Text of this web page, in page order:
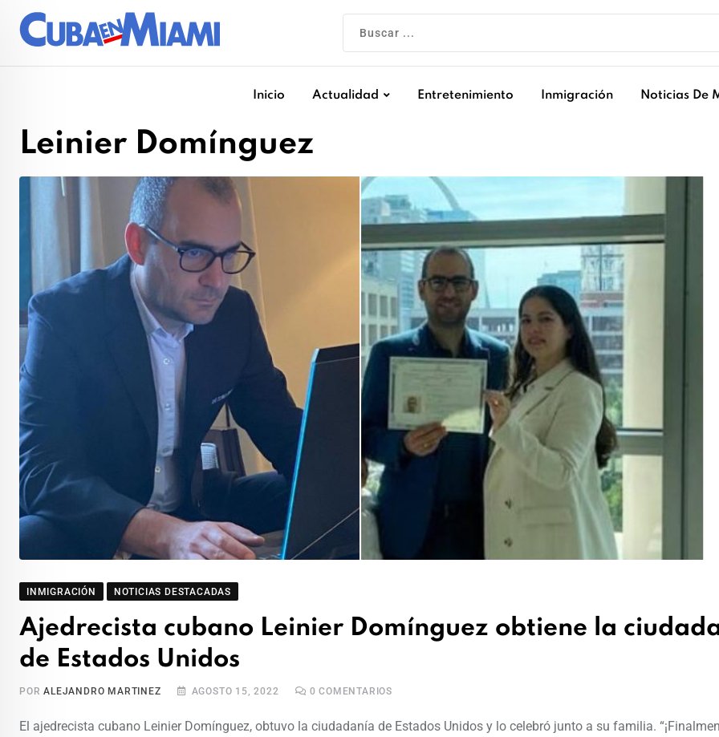
Inicio Actualidad Entretenimiento Inmigración Noticias De
Leinier Domínguez
INMIGRACIÓN NOTICIAS DESTACADAS
Ajedrecista cubano Leinier Domínguez obtiene la
de Estados Unidos
PORALEJANDRO MARTINEZ AGOSTO 15, 2022 0 COMENTARIOS
El ajedrecista cubano Leinier Domínguez, obtuvo la ciudadanía de Estados Unidos y lo celebró junto a su familia.